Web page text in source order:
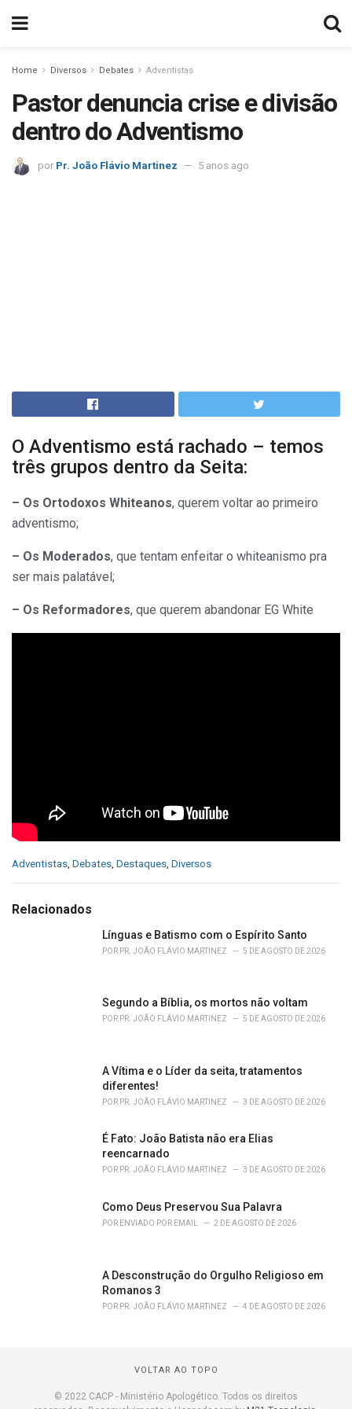
Home Diversos Debates Adventistas
Pastor denuncia crise e divisão
dentro do Adventismo
por Pr. João Flávio Martinez 5 anos ago
O Adventismo está rachado – temos
três grupos dentro da Seita:
– Os Ortodoxos Whiteanos, querem voltar ao primeiro
adventismo;
– Os Moderados, que tentam enfeitar o whiteanismo pra
ser mais palatável;
– Os Reformadores, que querem abandonar EG White
C
e
Adventistas, Debates, Destaques, Diversos
Relacionados
Línguas e Batismo com o Espírito Santo
POR PR. JOÃO FLÁVIO MARTINEZ 5 DE AGOSTO DE 2026
Segundo a Bíblia, os mortos não voltam
POR PR. JOÃO FLÁVIO MARTINEZ 5 DE AGOSTO DE 2026
A Vítima e o Líder da seita, tratamentos
diferentes!
POR PR. JOÃO FLÁVIO MARTINEZ 3 DE AGOSTO DE 2026
É Fato: João Batista não era Elias
reencarnado
POR PR. JOÃO FLÁVIO MARTINEZ 3 DE AGOSTO DE 2026
Como Deus Preservou Sua Palavra
POR ENVIADO POR EMAIL 2 DE AGOSTO DE 2026
A Desconstrução do Orgulho Religioso em
Romanos 3
POR PR. JOÃO FLÁVIO MARTINEZ 4 DE AGOSTO DE 2026
VOLTAR AO TOPO
© 2022 CACP - Ministério Apologético. Todos os direitos